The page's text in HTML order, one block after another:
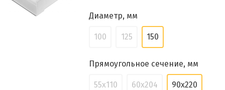
Диаметр, мм
100 125 150
Прямоугольное сечение, мм
55x110 60x204 90x220